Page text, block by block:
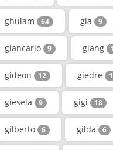
ghulam 64 gia 9
giancarlo 9 giang
gideon 12 giedre
giesela 9 gigi 18
gilberto 6 gilda 6